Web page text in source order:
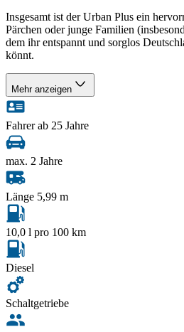
Insgesamt ist der Urban Plus ein
Pärchen oder junge Familien
dem ihr entspannt und sorglos
könnt.
Mehr anzeigen
Fahrer ab 25 Jahre
max. 2 Jahre
Länge 5,99 m
10,0 l pro 100 km
Diesel
Schaltgetriebe